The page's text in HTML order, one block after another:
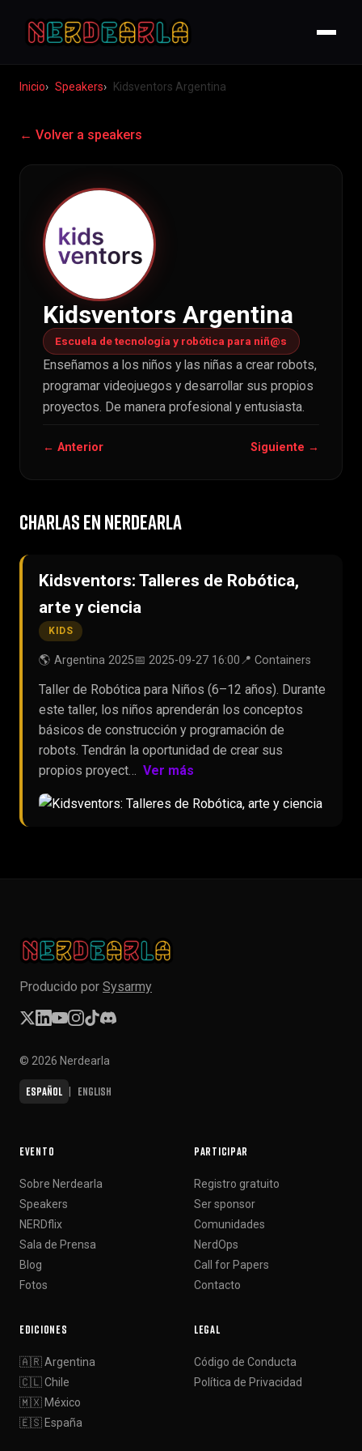
Inicio Speakers Kidsventors Argentina
← Volver a speakers
Kidsventors Argentina
Escuela de tecnología y robótica para niñ@s
Enseñamos a los niños y las niñas a crear robots,
programar videojuegos y desarrollar sus propios
proyectos. De manera profesional y entusiasta.
← Anterior Siguiente →
CHARLAS EN NERDEARLA
Kidsventors: Talleres de Robótica,
arte y ciencia
KIDS
🌎 Argentina 2025📅 2025-09-27 16:00📍 Containers
Taller de Robótica para Niños (6–12 años). Durante
este taller, los niños aprenderán los conceptos
básicos de construcción y programación de
robots. Tendrán la oportunidad de crear sus
propios proyect… Ver más
Producido por Sysarmy
© 2026 Nerdearla
Español English
EVENTO
Sobre Nerdearla
Speakers
NERDflix
Sala de Prensa
Blog
Fotos
PARTICIPAR
Registro gratuito
Ser sponsor
Comunidades
NerdOps
Call for Papers
Contacto
EDICIONES
🇦🇷 Argentina
🇨🇱 Chile
🇲🇽 México
🇪🇸 España
LEGAL
Código de Conducta
Política de Privacidad